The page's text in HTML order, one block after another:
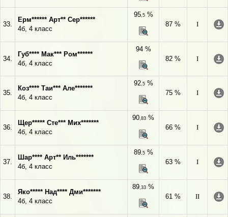
33.
Ерм****** Арт** Сер******
4б, 4 класс
95,5%
87 %
I
34.
Губ**** Мак*** Ром******
4б, 4 класс
94 %
82 %
I
35.
Коз**** Таи*** Але*******
4б, 4 класс
92,5%
75 %
I
36.
Щер***** Сте*** Мих*******
4б, 4 класс
90,83 %
66 %
I
37.
Шар**** Арт** Иль*******
4б, 4 класс
89,5%
63 %
I
38.
Яко***** Над**** Дми*******
4б, 4 класс
89,33 %
61 %
II